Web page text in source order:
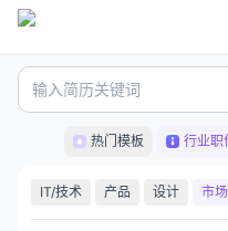
热门模板 行业职
IT/技术 产品 设计 市